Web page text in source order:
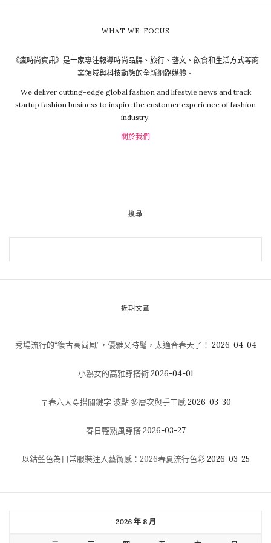
WHAT WE FOCUS
《瘋時尚資訊》是一家專注報導時尚品牌、旅行、藝文、飲食和生活方式等商
業領域與科技動態的全新網路媒體。
We deliver cutting-edge global fashion and lifestyle news and track
startup fashion business to inspire the customer experience of fashion
industry.
關於我們
搜尋
近期文章
秀場流行的“復古高尚風”，優雅又時髦，太適合春天了！ 2026-04-04
小熟女的高雅穿搭術 2026-04-01
早春六大穿搭關鍵字 波點 多層次與手工感 2026-03-30
春日輕熟風穿搭 2026-03-27
以鈷藍色為日常服裝注入藝術感：2026春夏流行色彩 2026-03-25
2026 年 8 月